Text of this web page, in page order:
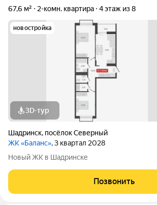
67,6 м²
2-комн. квартира 4 этаж из 8
новостройка
3D-тур
Шадринск, посёлок Северный
ЖК «Баланс», 3 квартал 2028
Новый ЖК в Шадринске
Позвонить